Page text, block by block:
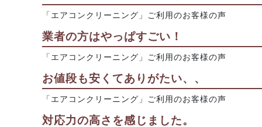
「エアコンクリーニング」ご利用のお客様の声
業者の方はやっぱすごい！
「エアコンクリーニング」ご利用のお客様の声
お値段も安くてありがたい、、
「エアコンクリーニング」ご利用のお客様の声
対応力の高さを感じました。